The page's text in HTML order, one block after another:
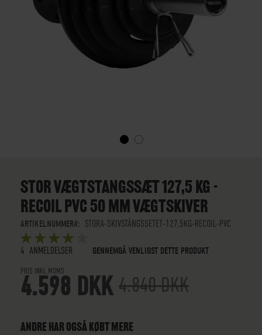
BILLEDGALLERIET
STOR VÆGTSTANGSSÆT 127,5 KG -
RECOIL PVC 50 MM VÆGTSKIVER
ARTIKELNUMMER
STORA-SKIVSTÅNGSSETET-127,5KG-RECOIL-PVC
BEDØMMELSE:
5OUT OF5
STARS
4 ANMELDELSER GENNEMGÅ VENLIGST DETTE PRODUKT
PRIS INKL.MOMS
4.598 DKK 4.840 DKK
ANDRE HAR OGSÅ KØBT MERE